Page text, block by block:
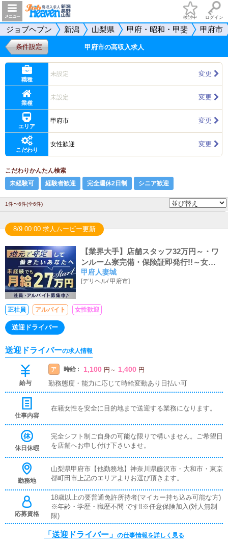
検討中 ログイン
ジョブヘブン 新潟 山梨県 甲府・昭和・甲斐 甲府市
条件設定 甲府市の高収入求人
職種
未設定 変更
業種
未設定 変更
エリア
甲府市 変更
こだわり
女性歓迎 変更
こだわりかんたん検索
未経験可
経験者歓迎 完全週休2日制 シニア歓迎
1件〜6件(全6件)
8/9 00:00 求人ムービー更新
【業界大手】店舗スタッフ32万円～・ワ
ンルーム寮完備・保険証即発行!!～女性
スタッフも大活躍中～～★
甲府人妻城
[デリヘル/甲府市]
正社員 アルバイト 女性歓迎
送迎ドライバー
送迎ドライバーの求人情報
給与
ア 時給 : 1,100 円 ～ 1,400 円
勤務態度・能力に応じて時給変動あり日払い可
仕事内容
在籍女性を安全に目的地まで送迎する業務になります。
休日休暇
完全シフト制ご自身の可能な限りで構いません。ご希望日
を店舗へお申し付け下さいませ。
勤務地
山梨県甲府市【他勤務地】神奈川県藤沢市・大和市・東京
都町田市上記のエリアよりお選び頂きます。
応募資格
18歳以上の要普通免許所持者(マイカー持ち込み可能な方)
※年齢・学歴・職歴不問 です‼※任意保険加入(対人無制
限)
「送迎ドライバー」 の仕事情報を詳しく見る